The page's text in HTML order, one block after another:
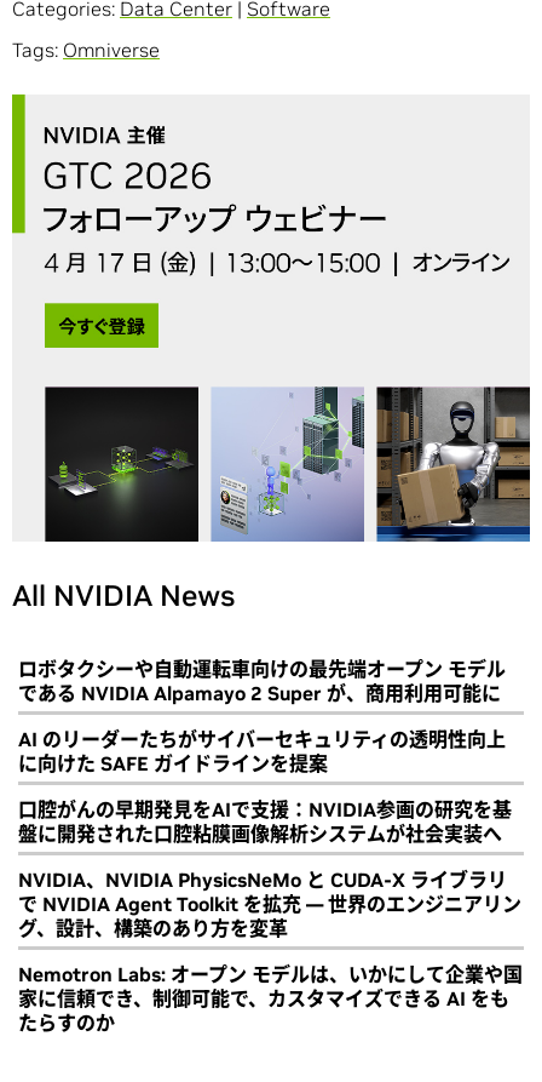
Categories: Data Center | Software
Tags: Omniverse
All NVIDIA News
ロボタクシーや自動運転車向けの最先端オープン モデル
である NVIDIA Alpamayo 2 Super が、商用利用可能に
AI のリーダーたちがサイバーセキュリティの透明性向上
に向けた SAFE ガイドラインを提案
口腔がんの早期発見をAIで支援：NVIDIA参画の研究を基
盤に開発された口腔粘膜画像解析システムが社会実装へ
NVIDIA、NVIDIA PhysicsNeMo と CUDA-X ライブラリ
で NVIDIA Agent Toolkit を拡充 ― 世界のエンジニアリン
グ、設計、構築のあり方を変革
Nemotron Labs: オープン モデルは、いかにして企業や国
家に信頼でき、制御可能で、カスタマイズできる AI をも
たらすのか